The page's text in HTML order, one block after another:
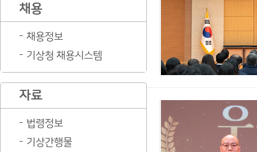
채용
채용정보
기상청 채용시스템
자료
법령정보
기상간행물